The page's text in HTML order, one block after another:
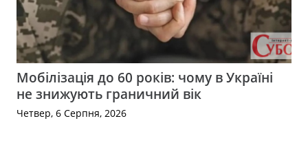
Мобілізація до 60 років: чому в Україні
не знижують граничний вік
Четвер, 6 Серпня, 2026